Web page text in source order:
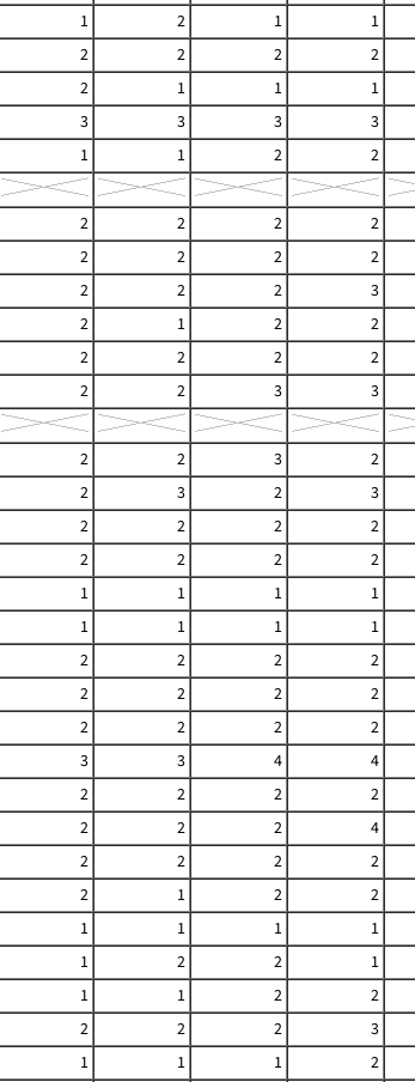
1 2 1
1
2 2 2
2
2 1 1
1
3 3 3
3
1 1 2
2
2 2 2
2
2 2 2
2
2 2 2
3
2 1 2
2
2 2 2
2
2 2 3
3
2 2 3
2
2 3 2
3
2 2 2
2
2 2 2
2
1 1 1
1
1 1 1
1
2 2 2
2
2 2 2
2
2 2 2
2
3 3 4
4
2 2 2
2
2 2 2
4
2 2 2
2
2 1 2
2
1 1 1
1
1 2 2
1
1 1 2
2
2 2 2
3
1 1 1
2